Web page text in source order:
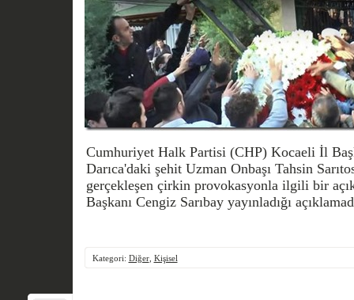
Cumhuriyet Halk Partisi (CHP) Kocaeli İl
Darıca'daki şehit Uzman Onbaşı Tahsin
gerçekleşen çirkin provokasyonla ilgili bir
Başkanı Cengiz Sarıbay yayınladığı
Kategori: Diğer, Kişisel